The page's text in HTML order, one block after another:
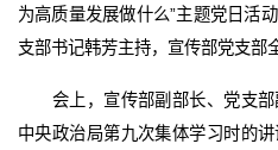
为高质量发展做什么”主题党日活
支部书记韩芳主持，宣传部党支部
会上，宣传部副部长、党支
中央政治局第九次集体学习时的